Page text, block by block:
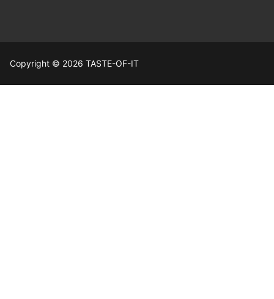
Copyright © 2026 TASTE-OF-IT